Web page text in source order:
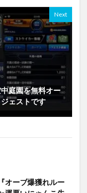
Next
庭園を無料オー
ェストです
オーブ爆獲れルー